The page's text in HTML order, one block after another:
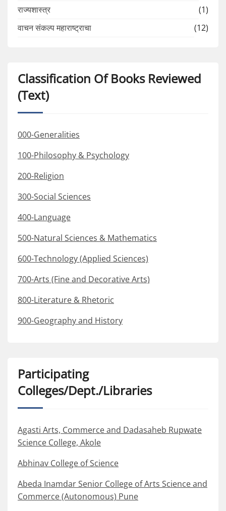
राज्यशास्त्र
(1)
वाचन संकल्प महाराष्ट्राचा
(12)
Classification Of Books Reviewed
(Text)
000-Generalities
100-Philosophy & Psychology
200-Religion
300-Social Sciences
400-Language
500-Natural Sciences & Mathematics
600-Technology (Applied Sciences)
700-Arts (Fine and Decorative Arts)
800-Literature & Rhetoric
900-Geography and History
Participating
Colleges/Dept./Libraries
Agasti Arts, Commerce and Dadasaheb Rupwate
Science College, Akole
Abhinav College of Science
Abeda Inamdar Senior College of Arts Science and
Commerce (Autonomous) Pune